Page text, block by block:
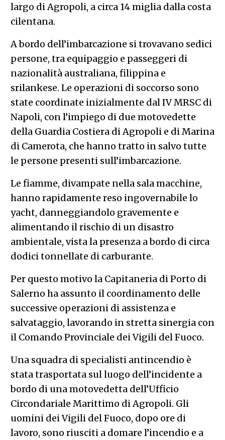
largo di Agropoli, a circa 14 miglia dalla costa
cilentana.
A bordo dell’imbarcazione si trovavano sedici
persone, tra equipaggio e passeggeri di
nazionalità australiana, filippina e
srilankese. Le operazioni di soccorso sono
state coordinate inizialmente dal IV MRSC di
Napoli, con l’impiego di due motovedette
della Guardia Costiera di Agropoli e di Marina
di Camerota, che hanno tratto in salvo tutte
le persone presenti sull’imbarcazione.
Le fiamme, divampate nella sala macchine,
hanno rapidamente reso ingovernabile lo
yacht, danneggiandolo gravemente e
alimentando il rischio di un disastro
ambientale, vista la presenza a bordo di circa
dodici tonnellate di carburante.
Per questo motivo la Capitaneria di Porto di
Salerno ha assunto il coordinamento delle
successive operazioni di assistenza e
salvataggio, lavorando in stretta sinergia con
il Comando Provinciale dei Vigili del Fuoco.
Una squadra di specialisti antincendio è
stata trasportata sul luogo dell’incidente a
bordo di una motovedetta dell’Ufficio
Circondariale Marittimo di Agropoli. Gli
uomini dei Vigili del Fuoco, dopo ore di
lavoro, sono riusciti a domare l’incendio e a